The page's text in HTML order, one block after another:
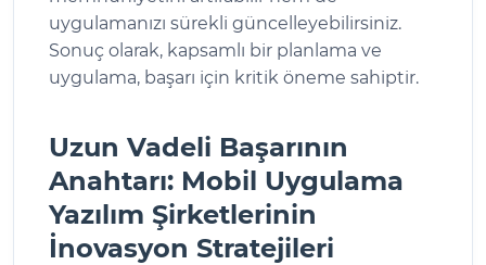
uygulamanızı sürekli güncelleyebilirsiniz.
Sonuç olarak, kapsamlı bir planlama ve
uygulama, başarı için kritik öneme sahiptir.
Uzun Vadeli Başarının
Anahtarı: Mobil Uygulama
Yazılım Şirketlerinin
İnovasyon Stratejileri